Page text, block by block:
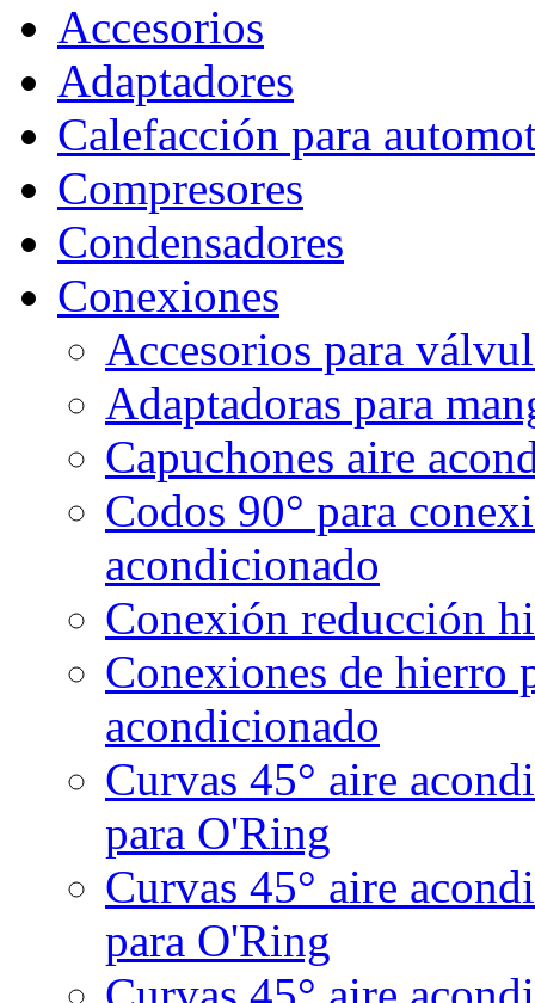
Accesorios
Adaptadores
Calefacción para
Compresores
Condensadores
Conexiones
Accesorios para
Adaptadoras para
Capuchones aire
Codos 90° para
acondicionado
Conexión reducción
Conexiones de hierro
acondicionado
Curvas 45° aire
para O'Ring
Curvas 45° aire
para O'Ring